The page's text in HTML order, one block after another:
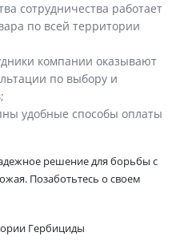
сотрудничества работает
по всей территории
компании оказывают
по выбору и
удобные способы оплаты
решение для борьбы с
Позаботьтесь о своем
Гербициды